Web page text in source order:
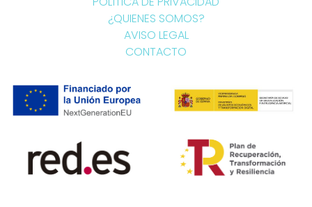
¿QUIENES SOMOS?
AVISO LEGAL
CONTACTO